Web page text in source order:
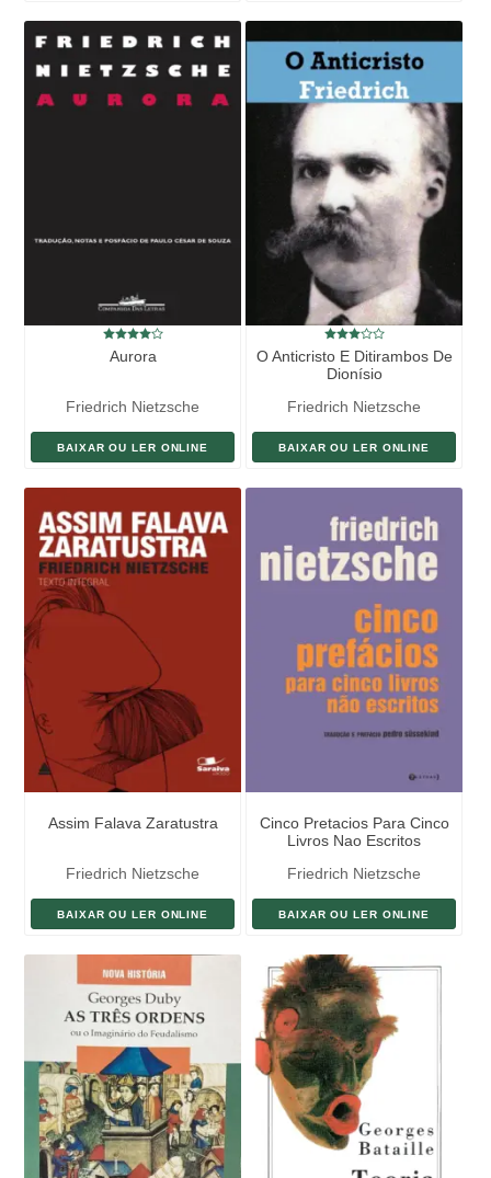
Aurora
Friedrich Nietzsche
BAIXAR OU LER ONLINE
O Anticristo E Ditirambos De
Dionísio
Friedrich Nietzsche
BAIXAR OU LER ONLINE
Assim Falava Zaratustra
Friedrich Nietzsche
BAIXAR OU LER ONLINE
Cinco Pretacios Para Cinco
Livros Nao Escritos
Friedrich Nietzsche
BAIXAR OU LER ONLINE